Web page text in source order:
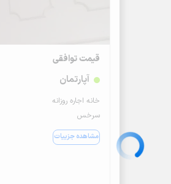
قیمت توافقی
آپارتمان
خانه اجاره روزانه
سرخس
مشاهده جزییات